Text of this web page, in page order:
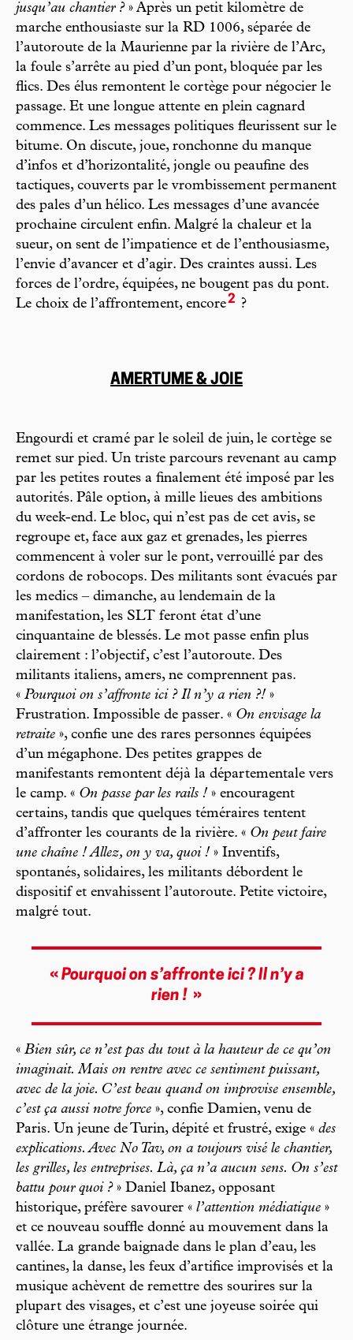
jusqu’au chantier ?» Après un petit kilomètre de
marche enthousiaste sur la RD 1006, séparée de
l’autoroute de la Maurienne par la rivière de l’Arc,
la foule s’arrête au pied d’un pont, bloquée par les
flics. Des élus remontent le cortège pour négocier le
passage. Et une longue attente en plein cagnard
commence. Les messages politiques fleurissent sur le
bitume. On discute, joue, ronchonne du manque
d’infos et d’horizontalité, jongle ou peaufine des
tactiques, couverts par le vrombissement permanent
des pales d’un hélico. Les messages d’une avancée
prochaine circulent enfin. Malgré la chaleur et la
sueur, on sent de l’impatience et de l’enthousiasme,
l’envie d’avancer et d’agir. Des craintes aussi. Les
forces de l’ordre, équipées, ne bougent pas du pont.
Le choix de l’affrontement, encore2 ?
AMERTUME & JOIE
Engourdi et cramé par le soleil de juin, le cortège se
remet sur pied. Un triste parcours revenant au camp
par les petites routes a finalement été imposé par les
autorités. Pâle option, à mille lieues des ambitions
du week-end. Le bloc, qui n’est pas de cet avis, se
regroupe et, face aux gaz et grenades, les pierres
commencent à voler sur le pont, verrouillé par des
cordons de robocops. Des militants sont évacués par
les medics – dimanche, au lendemain de la
manifestation, les SLT feront état d’une
cinquantaine de blessés. Le mot passe enfin plus
clairement : l’objectif, c’est l’autoroute. Des
militants italiens, amers, ne comprennent pas.
« Pourquoi on s’affronte ici ? Il n’y a rien ?! »
Frustration. Impossible de passer. « On envisage la
retraite », confie une des rares personnes équipées
d’un mégaphone. Des petites grappes de
manifestants remontent déjà la départementale vers
le camp. « On passe par les rails ! » encouragent
certains, tandis que quelques téméraires tentent
d’affronter les courants de la rivière. « On peut faire
une chaîne ! Allez, on y va, quoi ! » Inventifs,
spontanés, solidaires, les militants débordent le
dispositif et envahissent l’autoroute. Petite victoire,
malgré tout.
« Pourquoi on s’affronte ici ? Il n’y a
rien ! »
« Bien sûr, ce n’est pas du tout à la hauteur de ce qu’on
imaginait. Mais on rentre avec ce sentiment puissant,
avec de la joie. C’est beau quand on improvise ensemble,
c’est ça aussi notre force », confie Damien, venu de
Paris. Un jeune de Turin, dépité et frustré, exige « des
explications. Avec No Tav, on a toujours visé le chantier,
les grilles, les entreprises. Là, ça n’a aucun sens. On s’est
battu pour quoi ?» Daniel Ibanez, opposant
historique, préfère savourer « l’attention médiatique »
et ce nouveau souffle donné au mouvement dans la
vallée. La grande baignade dans le plan d’eau, les
cantines, la danse, les feux d’artifice improvisés et la
musique achèvent de remettre des sourires sur la
plupart des visages, et c’est une joyeuse soirée qui
clôture une étrange journée.